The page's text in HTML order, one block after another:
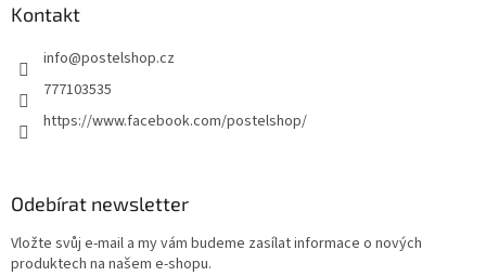
Kontakt
info@postelshop.cz
777103535
https://www.facebook.com/postelshop/
Odebírat newsletter
Vložte svůj e-mail a my vám budeme zasílat informace o nových
produktech na našem e-shopu.